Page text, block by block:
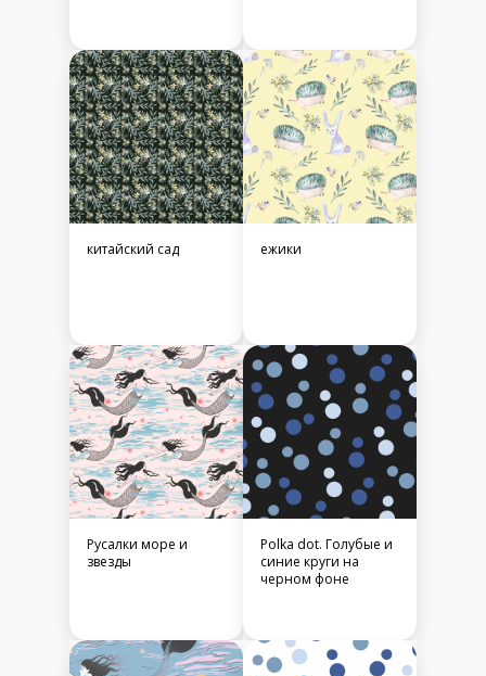
китайский сад ежики
Русалки море и
звезды
Polka dot. Голубые и
синие круги на
черном фоне